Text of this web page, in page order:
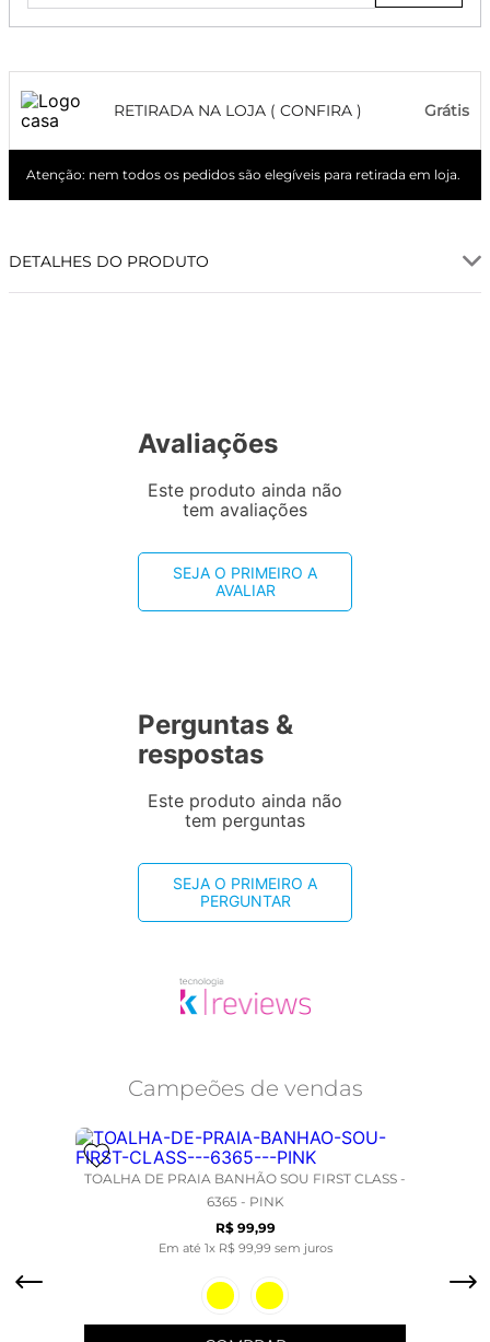
RETIRADA NA LOJA ( CONFIRA ) Grátis
Atenção: nem todos os pedidos são elegíveis para retirada em loja.
DETALHES DO PRODUTO
Avaliações
Este produto ainda não
tem avaliações
SEJA O PRIMEIRO A
AVALIAR
Perguntas &
respostas
Este produto ainda não
tem perguntas
SEJA O PRIMEIRO A
PERGUNTAR
Campeões de vendas
TOALHA DE PRAIA BANHÃO SOU FIRST CLASS -
6365 - PINK
R$ 99,99
Em até 1x R$ 99 99 sem juros